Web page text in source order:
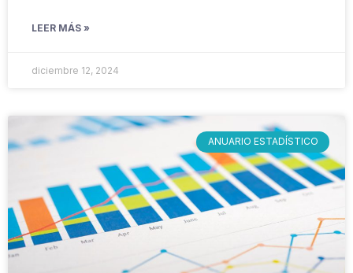
LEER MÁS »
diciembre 12, 2024
ANUARIO ESTADÍSTICO